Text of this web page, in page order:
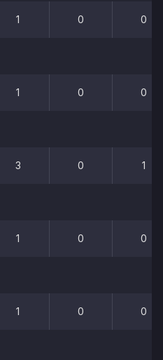
1 0 0
1 0 0
3 0 1
1 0 0
1 0 0